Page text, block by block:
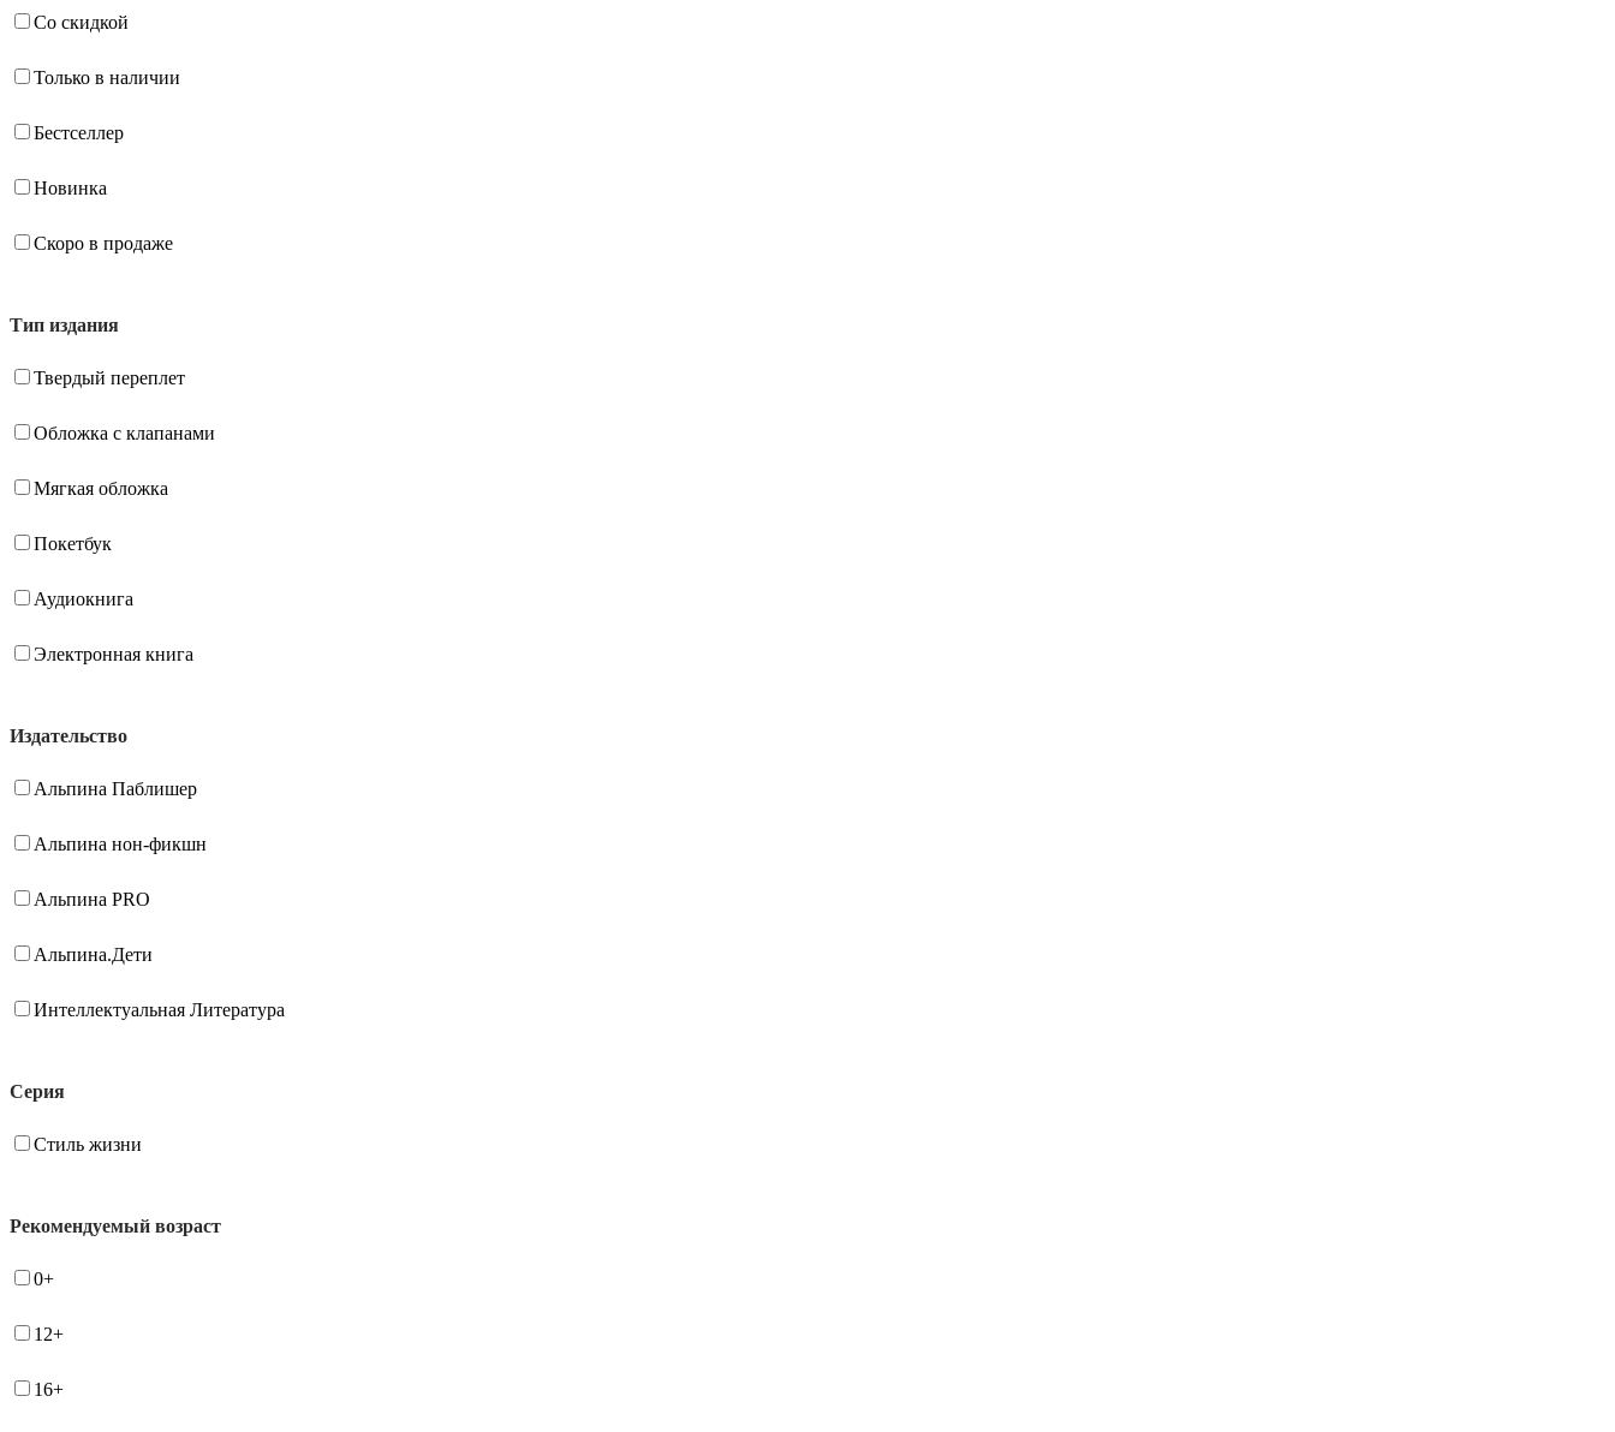
Со скидкой
Только в наличии
Бестселлер
Новинка
Скоро в продаже
Тип издания
Твердый переплет
Обложка с клапанами
Мягкая обложка
Покетбук
Аудиокнига
Электронная книга
Издательство
Альпина Паблишер
Альпина нон-фикшн
Альпина PRO
Альпина.Дети
Интеллектуальная Литература
Серия
Стиль жизни
Рекомендуемый возраст
0+
12+
16+